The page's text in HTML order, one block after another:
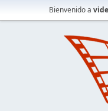
Bienvenido a